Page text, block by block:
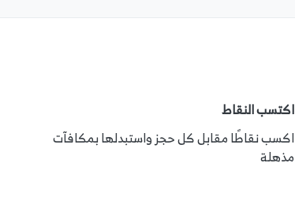
اكتسب النقاط
اكسب نقاطًا مقابل كل حجز واستبدلها بمكافآت
مذهلة